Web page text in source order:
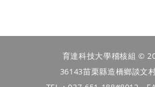
育達科技大學稽核組 ©
36143苗栗縣造橋鄉談文